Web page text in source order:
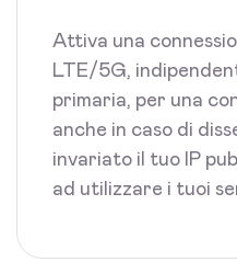
Attiva una
LTE/5G,
primaria, per una
anche in caso di
invariato il tuo IP
ad utilizzare i tuoi